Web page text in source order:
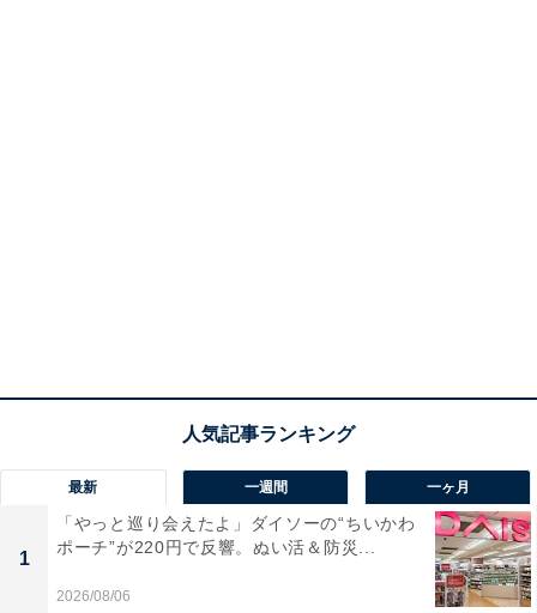
最新 一週間 一ヶ月
1
「やっと巡り会えたよ」ダイソーの“ちいかわ
ポーチ”が220円で反響。ぬい活＆防災...
2026/08/06